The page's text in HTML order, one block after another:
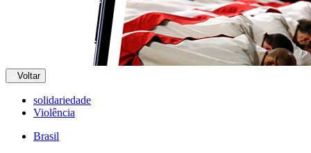
Voltar
solidariedade
Violência
Brasil